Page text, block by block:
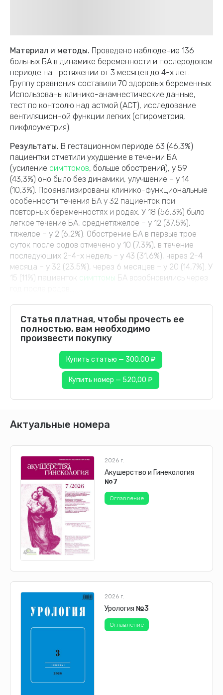
Материал и методы. Проведено наблюдение 136
больных БА в динамике беременности и послеродовом
периоде на протяжении от 3 месяцев до 4-х лет.
Группу сравнения составили 70 здоровых беременных.
Использованы клинико-анамнестические данные,
тест по контролю над астмой (АСТ), исследование
вентиляционной функции легких (спирометрия,
пикфлоуметрия).
Результаты. В гестационном периоде 63 (46,3%)
пациентки отметили ухудшение в течении БА
(усиление симптомов, больше обострений), у 59
(43,3%) оно было без динамики, улучшение – у 14
(10,3%). Проанализированы клинико-функциональные
особенности течения БА у 32 пациенток при
повторных беременностях и родах. У 18 (56,3%) было
легкое течение БА, среднетяжелое – у 12 (37,5%),
тяжелое – у 2 (6,2%). Обострение БА в первые трое
суток после родов отмечено у 10 (7,3%), в течение
последующих 2-4-х недель – у 43 (31,6%), через 2-4
месяца – у 32 (23,5%), через 6 месяцев – у 20 (14,7%). У
15 (11%) пациенток симптомы БА возобновились через
Статья платная, чтобы прочесть ее
полностью, вам необходимо
произвести покупку
Купить статью — 300,00 ₽
Купить номер — 520,00 ₽
Актуальные номера
2026 г.
Акушерство и Гинекология
№7
Оглавление
2026 г.
Урология №3
Оглавление